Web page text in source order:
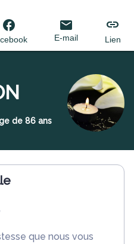
E-mail Lien
de 86 ans
que nous vous